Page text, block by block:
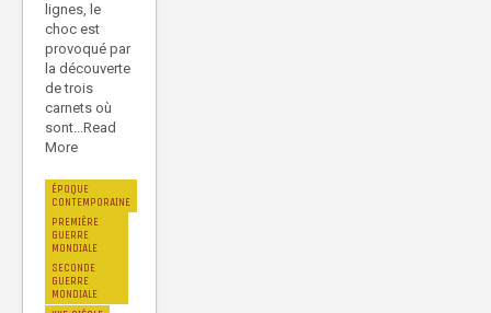
lignes, le
choc est
provoqué par
la découverte
de trois
carnets où
sont...Read
More
ÉPOQUE
CONTEMPORAINE
PREMIÈRE
GUERRE
MONDIALE
SECONDE
GUERRE
MONDIALE